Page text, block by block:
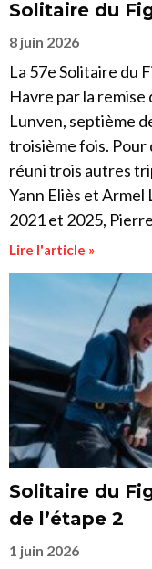
Solitaire du
8 juin 2026
La 57e Solitaire du
Havre par la
Lunven, septième
troisième fois.
réuni trois autres
Yann Eliès et Armel
2021 et 2025,
Lire l'article »
Solitaire du
de l’étape 2
1 juin 2026